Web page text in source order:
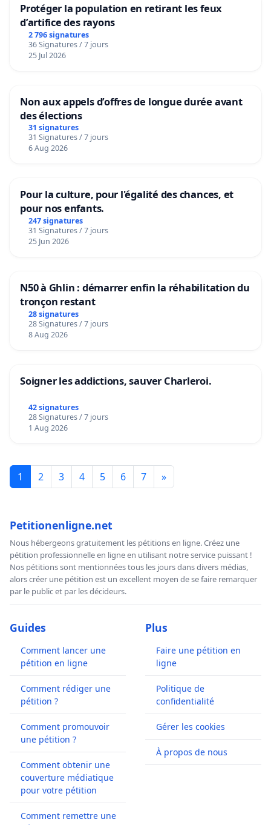
Protéger la population en retirant les feux
d’artifice des rayons
2 796 signatures
36 Signatures / 7 jours
25 Jul 2026
Non aux appels d’offres de longue durée avant
des élections
31 signatures
31 Signatures / 7 jours
6 Aug 2026
Pour la culture, pour l'égalité des chances, et
pour nos enfants.
247 signatures
31 Signatures / 7 jours
25 Jun 2026
N50 à Ghlin : démarrer enfin la réhabilitation du
tronçon restant
28 signatures
28 Signatures / 7 jours
8 Aug 2026
Soigner les addictions, sauver Charleroi.
42 signatures
28 Signatures / 7 jours
1 Aug 2026
1 2 3 4 5 6 7 »
Petitionenligne.net
Nous hébergeons gratuitement les pétitions en ligne. Créez une
pétition professionnelle en ligne en utilisant notre service puissant !
Nos pétitions sont mentionnées tous les jours dans divers médias,
alors créer une pétition est un excellent moyen de se faire remarquer
par le public et par les décideurs.
Guides
Comment lancer une
pétition en ligne
Comment rédiger une
pétition ?
Comment promouvoir
une pétition ?
Comment obtenir une
couverture médiatique
pour votre pétition
Comment remettre une
Plus
Faire une pétition en
ligne
Politique de
confidentialité
Gérer les cookies
À propos de nous